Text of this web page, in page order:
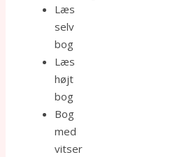
Læs
selv
bog
Læs
højt
bog
Bog
med
vitser